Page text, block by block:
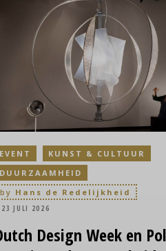
Design Week en
EVENT
KUNST & CULTUUR
DUURZAAMHEID
by Hans de Redelijkheid
23 JULI 2026